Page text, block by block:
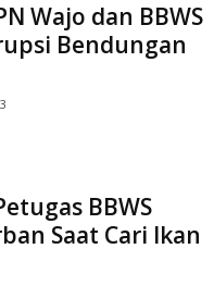
Wajo dan BBWS
Bendungan
BBWS
Saat Cari Ikan